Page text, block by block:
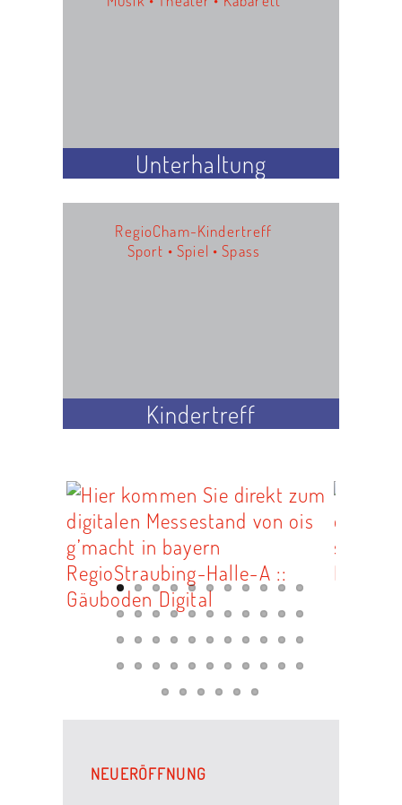
Unterhaltung
RegioCham-Kindertreff
Sport • Spiel • Spass
Kindertreff
NEUERÖFFNUNG